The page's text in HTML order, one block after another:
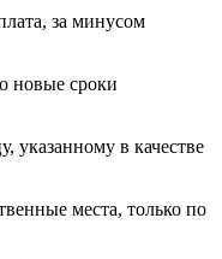
за минусом
новые сроки
указанному в качестве
места, только по